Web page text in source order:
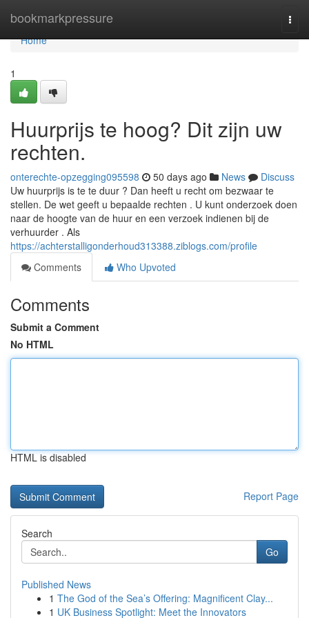
bookmarkpressure
Home
Home
1
Huurprijs te hoog? Dit zijn uw
rechten.
onterechte-opzegging095598 50 days ago News
Discuss
Uw huurprijs is te te duur ? Dan heeft u recht om bezwaar te
stellen. De wet geeft u bepaalde rechten . U kunt onderzoek doen
naar de hoogte van de huur en een verzoek indienen bij de
verhuurder . Als
https://achterstalligonderhoud313388.ziblogs.com/profile
Comments
Who Upvoted
Comments
Submit a Comment
No HTML
HTML is disabled
Report Page
Search
Go
Published News
1 The God of the Sea’s Offering: Magnificent Clay...
1 UK Business Spotlight: Meet the Innovators